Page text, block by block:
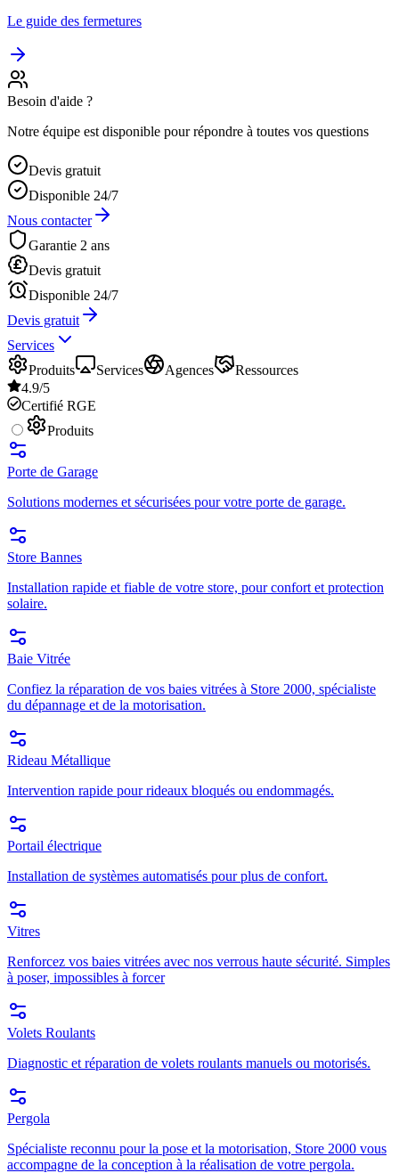
Le guide des fermetures
Besoin d'aide ?
Notre équipe est disponible pour répondre à toutes vos questions
Devis gratuit
Disponible 24/7
Nous contacter
Garantie 2 ans
Devis gratuit
Disponible 24/7
Devis gratuit
Services
Produits
Services Agences
Ressources
4.9/5
Certifié RGE
Produits
Porte de Garage
Solutions modernes et sécurisées pour votre porte de garage.
Store Bannes
Installation rapide et fiable de votre store, pour confort et protection
solaire.
Baie Vitrée
Confiez la réparation de vos baies vitrées à Store 2000, spécialiste
du dépannage et de la motorisation.
Rideau Métallique
Intervention rapide pour rideaux bloqués ou endommagés.
Portail électrique
Installation de systèmes automatisés pour plus de confort.
Vitres
Renforcez vos baies vitrées avec nos verrous haute sécurité. Simples
à poser, impossibles à forcer
Volets Roulants
Diagnostic et réparation de volets roulants manuels ou motorisés.
Pergola
Spécialiste reconnu pour la pose et la motorisation, Store 2000 vous
accompagne de la conception à la réalisation de votre pergola.